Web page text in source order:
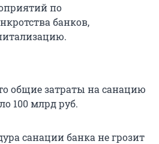
по
банков,
общие затраты на санацию
100 млрд руб.
санации банка не грозит